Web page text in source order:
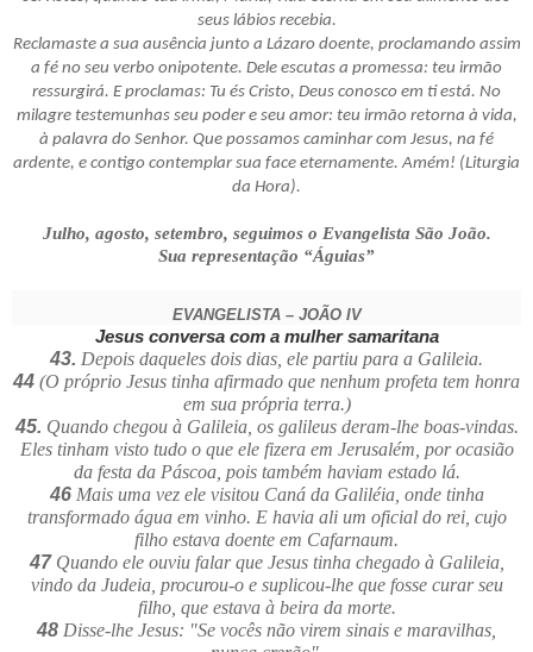
seus lábios recebia.
Reclamaste a sua ausência junto a Lázaro doente, proclamando assim
a fé no seu verbo onipotente. Dele escutas a promessa: teu irmão
ressurgirá. E proclamas: Tu és Cristo, Deus conosco em ti está. No
milagre testemunhas seu poder e seu amor: teu irmão retorna à vida,
à palavra do Senhor. Que possamos caminhar com Jesus, na fé
ardente, e contigo contemplar sua face eternamente. Amém! (Liturgia
da Hora).
Julho, agosto, setembro, seguimos o Evangelista São João.
Sua representação “Águias”
EVANGELISTA – JOÃO IV
Jesus conversa com a mulher samaritana
43. Depois daqueles dois dias, ele partiu para a Galileia.
44 (O próprio Jesus tinha afirmado que nenhum profeta tem honra
em sua própria terra.)
45. Quando chegou à Galileia, os galileus deram-lhe boas-vindas.
Eles tinham visto tudo o que ele fizera em Jerusalém, por ocasião
da festa da Páscoa, pois também haviam estado lá.
46 Mais uma vez ele visitou Caná da Galiléia, onde tinha
transformado água em vinho. E havia ali um oficial do rei, cujo
filho estava doente em Cafarnaum.
47 Quando ele ouviu falar que Jesus tinha chegado à Galileia,
vindo da Judeia, procurou-o e suplicou-lhe que fosse curar seu
filho, que estava à beira da morte.
48 Disse-lhe Jesus: "Se vocês não virem sinais e maravilhas,